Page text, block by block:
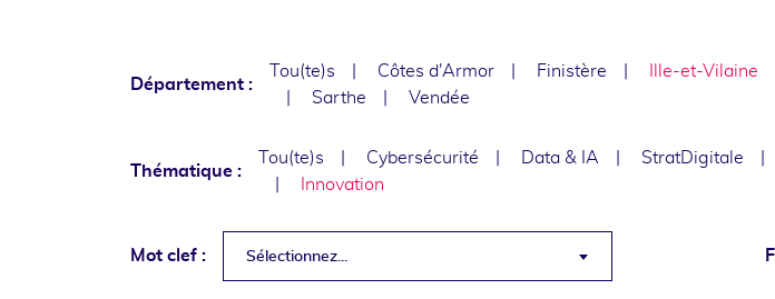
Département :
Tou(te)s Côtes d'Armor Finistère Ille-et-Vilaine
Sarthe
Vendée
Thématique :
Tou(te)s Cybersécurité Data & IA StratDigitale
Innovation
Mot clef : Sélectionnez...